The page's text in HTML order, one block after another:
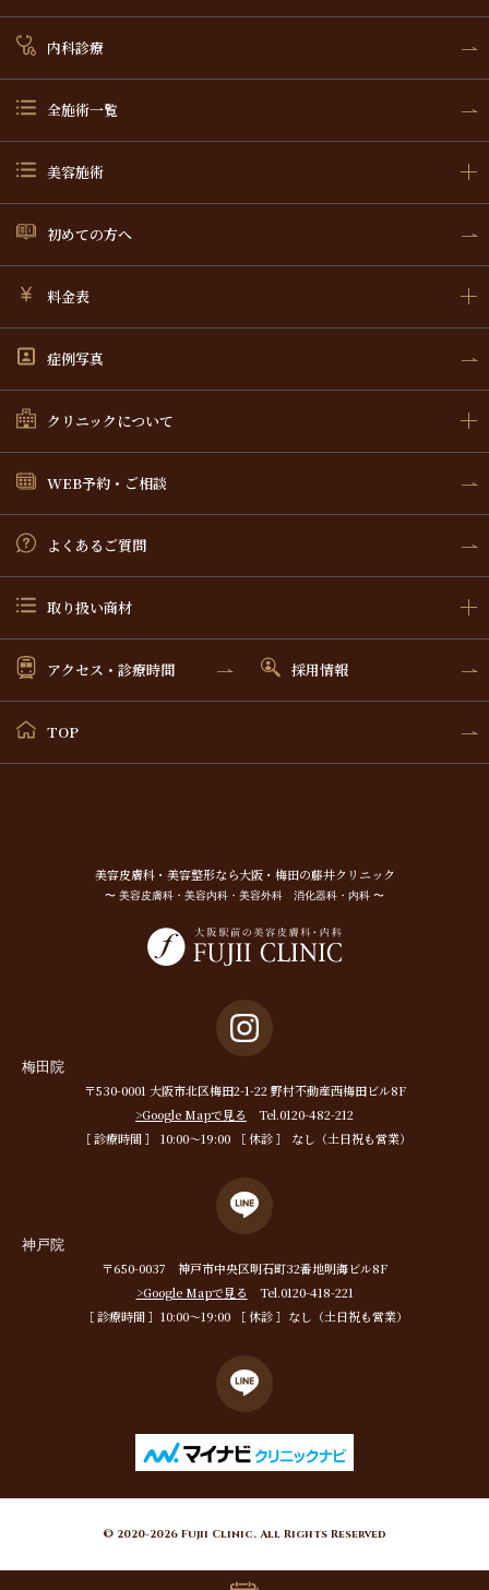
内科診療
全施術一覧
美容施術
初めての方へ
料金表
症例写真
クリニックについて
WEB予約・ご相談
よくあるご質問
取り扱い商材
アクセス・診療時間 採用情報
TOP
美容⽪膚科・美容整形なら⼤阪・梅⽥の藤井クリニック
〜 美容皮膚科・美容内科・美容外科 消化器科・内科 〜
梅田院
〒530-0001 大阪市北区梅田2-1-22 野村不動産西梅田ビル8F
>Google Mapで見る
Tel.0120-482-212
［ 診療時間 ］ 10:00〜19:00 ［ 休診 ］ なし（土日祝も営業）
神戸院
〒650-0037 神戸市中央区明石町32番地明海ビル8F
>Google Mapで見る
Tel.0120-418-221
［ 診療時間 ］10:00〜19:00 ［ 休診 ］なし（土日祝も営業）
© 2020-2026 Fujii Clinic. All Rights Reserved